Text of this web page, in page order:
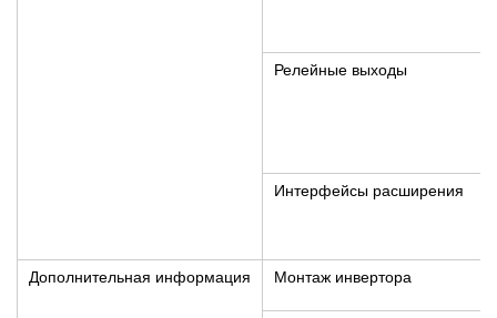
Релейные выходы
Интерфейсы расширения
Дополнительная информация Монтаж инвертора